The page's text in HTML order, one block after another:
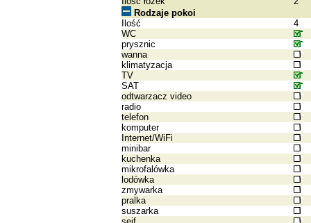
Rodzaje pokoi
Ilość
4
WC
prysznic
wanna
klimatyzacja
TV
SAT
odtwarzacz video
radio
telefon
komputer
Internet/WiFi
minibar
kuchenka
mikrofalówka
lodówka
zmywarka
pralka
suszarka